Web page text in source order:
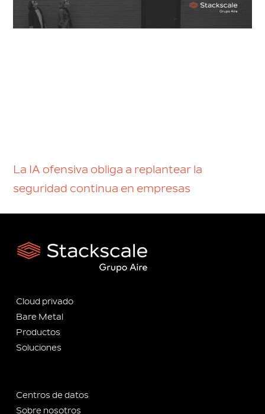
La IA ofensiva obliga a replantear la
seguridad continua en empresas
Cloud privado
Bare Metal
Productos
Soluciones
Centros de datos
Sobre nosotros